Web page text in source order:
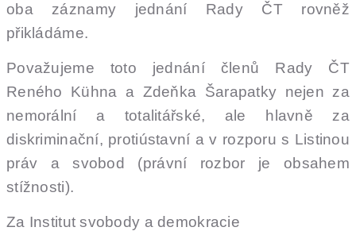
oba záznamy jednání Rady ČT rovněž
přikládáme.
Považujeme toto jednání členů Rady ČT
Reného Kühna a Zdeňka Šarapatky nejen za
nemorální a totalitářské, ale hlavně za
diskriminační, protiústavní a v rozporu s Listinou
práv a svobod (právní rozbor je obsahem
stížnosti).
Za Institut svobody a demokracie